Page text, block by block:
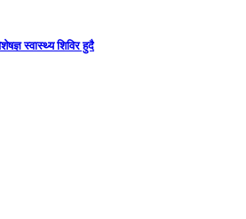
स्वास्थ्य शिविर हुदै